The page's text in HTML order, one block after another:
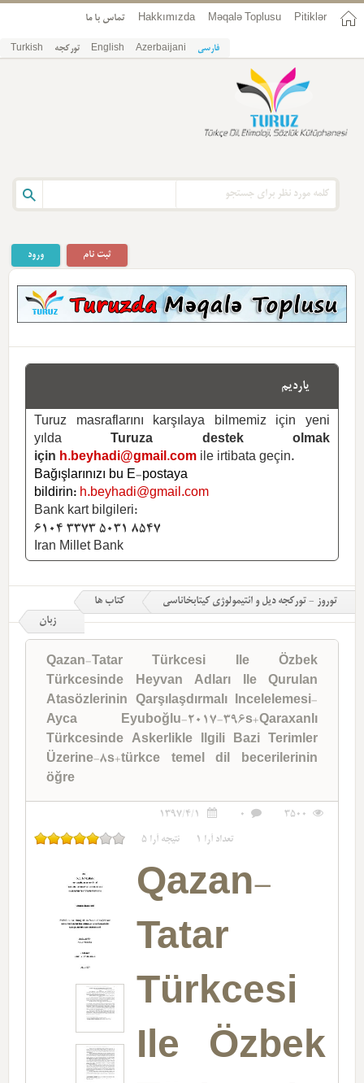
Pitiklər
Məqalə Toplusu
Hakkımızda تماس با ما
فارسی Azerbaijani
English تورکجه Turkish
ورود ثبت نام
یاردیم
Turuz masraflarını karşılaya bilmemiz için yeni
yılda
Turuza destek olmak
için h.beyhadi@gmail.com ile irtibata geçin.
Bağışlarınızı bu E-postaya
bildirin: h.beyhadi@gmail.com
Bank kart bilgileri:
6104 3373 5031 8547
Iran Millet Bank
توروز - تورکجه دیل و ائتیمولوژی کیتابخاناسی
کتاب ها
زبان
Qazan-Tatar Türkcesi Ile Özbek
Türkcesinde Heyvan Adları Ile Qurulan
Atasözlerinin Qarşılaşdırmalı Incelelemesi-
Ayca Eyuboğlu-2017-396s+Qaraxanlı
Türkcesinde Askerlikle Ilgili Bazi Terimler
Üzerine-8s+türkce temel dil becerilerinin
öğre
3500
0
1397/4/1
تعداد آرا 1 نتیجه آرا 5
Qazan-
Tatar
Türkcesi
Ile Özbek